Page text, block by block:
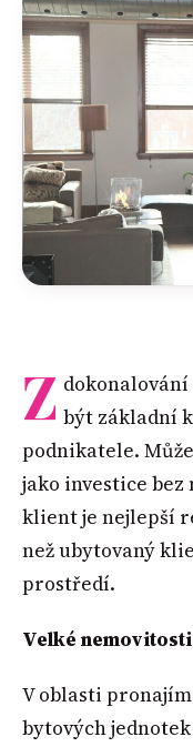
Z být základní
podnikatele.
jako investice
klient je nejlepší
než ubytovaný
prostředí.
Velké
V oblasti
bytových